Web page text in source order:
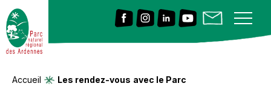
Accueil Les rendez-vous avec le Parc